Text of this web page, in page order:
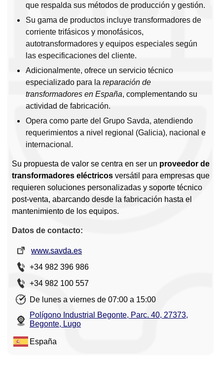
que respalda sus métodos de producción y gestión.
Su gama de productos incluye transformadores de
corriente trifásicos y monofásicos,
autotransformadores y equipos especiales según
las especificaciones del cliente.
Adicionalmente, ofrece un servicio técnico
especializado para la reparación de
transformadores en España, complementando su
actividad de fabricación.
Opera como parte del Grupo Savda, atendiendo
requerimientos a nivel regional (Galicia), nacional e
internacional.
Su propuesta de valor se centra en ser un proveedor de
transformadores eléctricos versátil para empresas que
requieren soluciones personalizadas y soporte técnico
post-venta, abarcando desde la fabricación hasta el
mantenimiento de los equipos.
Datos de contacto:
www.savda.es
+34 982 396 986
+34 982 100 557
De lunes a viernes de 07:00 a 15:00
Polígono Industrial Begonte, Parc. 40, 27373,
Begonte, Lugo
España